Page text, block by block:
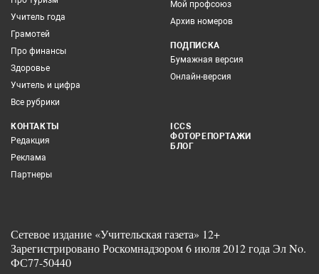
Учитель года
Грамотей
Про финансы
Здоровье
Учитель и цифра
Все рубрики
Мой профсоюз
Архив номеров
ПОДПИСКА
Бумажная версия
Онлайн-версия
КОНТАКТЫ
Редакция
Реклама
Партнеры
ICCS
ФОТОРЕПОРТАЖИ
БЛОГ
Сетевое издание «Учительская газета» 12+
Зарегистрировано Роскомнадзором 6 июля 2012 года Эл No.
ФС77-50440